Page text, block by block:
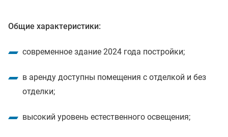
Общие характеристики:
современное здание 2024 года постройки;
в аренду доступны помещения с отделкой и без
отделки;
высокий уровень естественного освещения;